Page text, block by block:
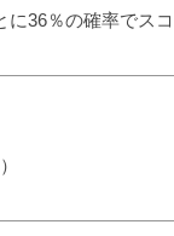
36％の確率でス